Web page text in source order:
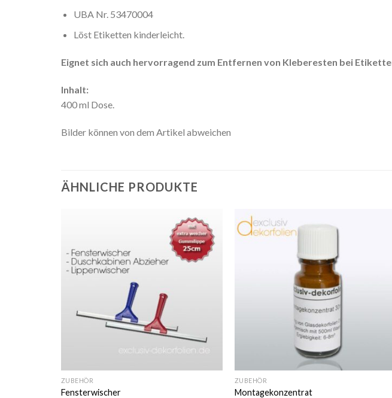
UBA Nr. 53470004
Löst Etiketten kinderleicht.
Eignet sich auch hervorragend zum Entfernen von Kleberesten bei
Inhalt:
400 ml Dose.
Bilder können von dem Artikel abweichen
ÄHNLICHE PRODUKTE
ZUBEHÖR
Fensterwischer
ZUBEHÖR
Montagekonzentrat